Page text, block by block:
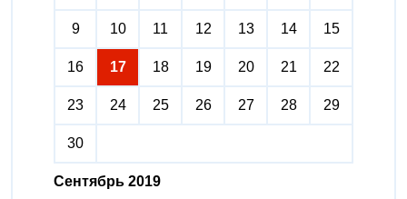
Сентябрь 2019
9 10 11 12 13 14 15
16 17 18 19 20 21 22
23 24 25 26 27 28 29
30